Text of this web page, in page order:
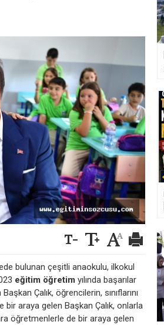
bulunan çeşitli anaokulu, ilkokul
eğitim öğretim yılında başarılar
Çalık, öğrencilerin, sınıflarını
araya gelen Başkan Çalık, onlarla
öğretmenlerle de bir araya gelen